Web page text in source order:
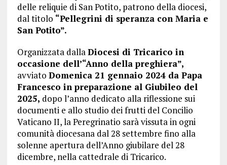
delle reliquie di San Potito, patrono della diocesi,
dal titolo “Pellegrini di speranza con Maria e
San Potito”.
Organizzata dallaDiocesi di Tricarico in
occasione dell’“Anno della preghiera”,
avviato Domenica 21 gennaio 2024 da Papa
Francesco in preparazione al Giubileo del
2025, dopo l’anno dedicato alla riflessione sui
documenti e allo studio dei frutti del Concilio
Vaticano II, la Peregrinatio sarà vissuta in ogni
comunità diocesana dal 28 settembre fino alla
solenne apertura dell’Anno giubilare del 28
dicembre, nella cattedrale di Tricarico.